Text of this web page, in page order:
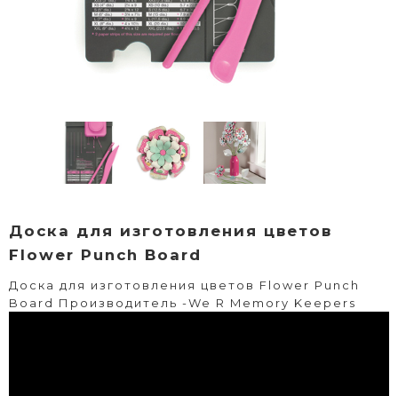
Доска для изготовления цветов
Flower Punch Board
Доска для изготовления цветов Flower Punch
Board Производитель -We R Memory Keepers